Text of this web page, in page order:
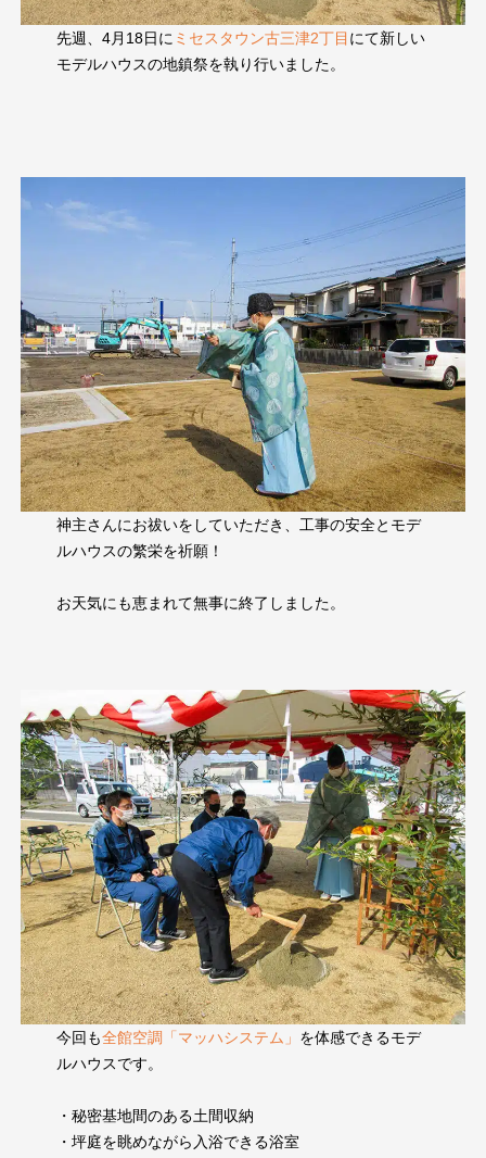
先週、4月18日に ミセスタウン古三津2丁目 にて新しい
モデルハウスの地鎮祭を執り行いました。
神主さんにお祓いをしていただき、工事の安全とモデ
ルハウスの繁栄を祈願！
お天気にも恵まれて無事に終了しました。
今回も全館空調「マッハシステム」 を体感できるモデ
ルハウスです。
・秘密基地間のある土間収納
・坪庭を眺めながら入浴できる浴室